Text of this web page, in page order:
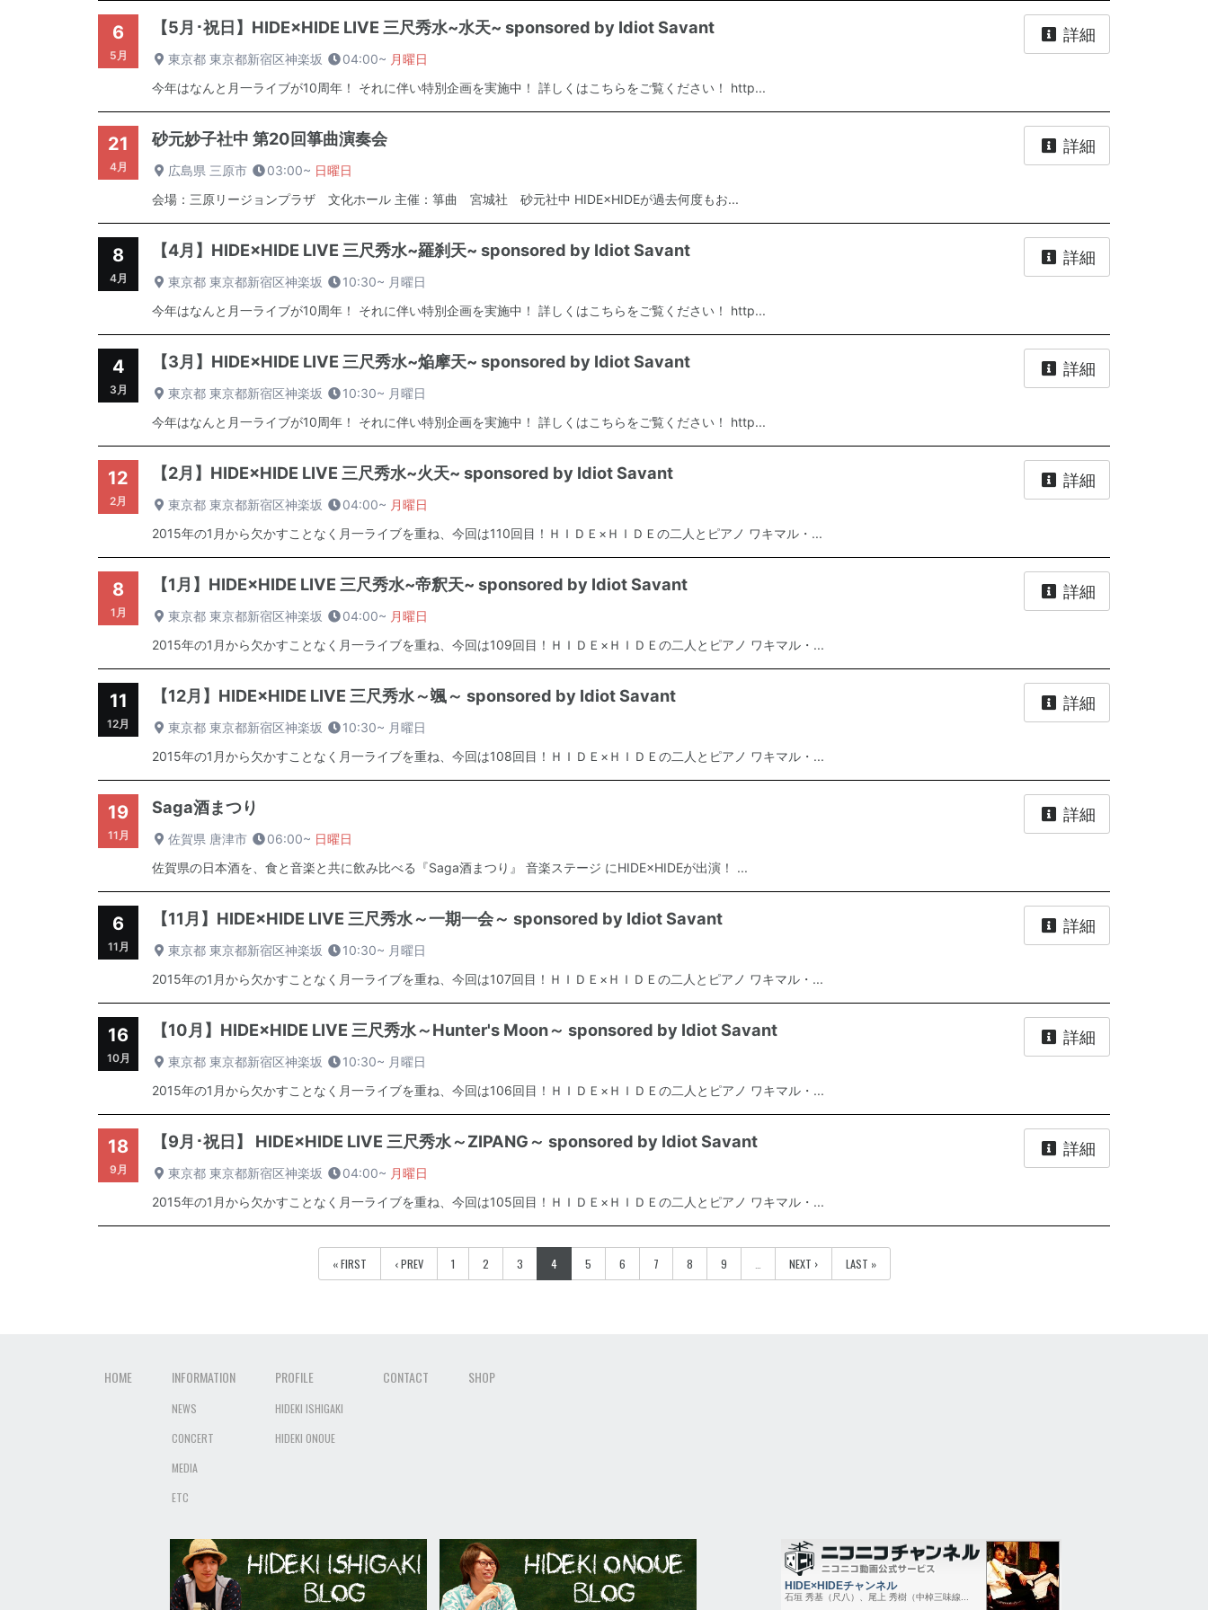
6
5月
【5月･祝日】HIDE×HIDE LIVE 三尺秀水~水天~ sponsored by Idiot Savant
東京都 東京都新宿区神楽坂 04:00~ 月曜日
今年はなんと月一ライブが10周年！ それに伴い特別企画を実施中！ 詳しくはこちらをご覧ください！ http...
詳細
21
4月
砂元妙子社中 第20回箏曲演奏会
広島県 三原市 03:00~ 日曜日
会場：三原リージョンプラザ 文化ホール 主催：箏曲 宮城社 砂元社中 HIDE×HIDEが過去何度もお...
詳細
8
4月
【4月】HIDE×HIDE LIVE 三尺秀水~羅刹天~ sponsored by Idiot Savant
東京都 東京都新宿区神楽坂 10:30~ 月曜日
今年はなんと月一ライブが10周年！ それに伴い特別企画を実施中！ 詳しくはこちらをご覧ください！ http...
詳細
4
3月
【3月】HIDE×HIDE LIVE 三尺秀水~焔摩天~ sponsored by Idiot Savant
東京都 東京都新宿区神楽坂 10:30~ 月曜日
今年はなんと月一ライブが10周年！ それに伴い特別企画を実施中！ 詳しくはこちらをご覧ください！ http...
詳細
12
2月
【2月】HIDE×HIDE LIVE 三尺秀水~火天~ sponsored by Idiot Savant
東京都 東京都新宿区神楽坂 04:00~ 月曜日
2015年の1月から欠かすことなく月一ライブを重ね、今回は110回目！ＨＩＤＥ×ＨＩＤＥの二人とピアノ ワキマル・...
詳細
8
1月
【1月】HIDE×HIDE LIVE 三尺秀水~帝釈天~ sponsored by Idiot Savant
東京都 東京都新宿区神楽坂 04:00~ 月曜日
2015年の1月から欠かすことなく月一ライブを重ね、今回は109回目！ＨＩＤＥ×ＨＩＤＥの二人とピアノ ワキマル・...
詳細
11
12月
【12月】HIDE×HIDE LIVE 三尺秀水～颯～ sponsored by Idiot Savant
東京都 東京都新宿区神楽坂 10:30~ 月曜日
2015年の1月から欠かすことなく月一ライブを重ね、今回は108回目！ＨＩＤＥ×ＨＩＤＥの二人とピアノ ワキマル・...
詳細
19
11月
Saga酒まつり
佐賀県 唐津市 06:00~ 日曜日
佐賀県の日本酒を、食と音楽と共に飲み比べる『Saga酒まつり』 音楽ステージ にHIDE×HIDEが出演！ ...
詳細
6
11月
【11月】HIDE×HIDE LIVE 三尺秀水～一期一会～ sponsored by Idiot Savant
東京都 東京都新宿区神楽坂 10:30~ 月曜日
2015年の1月から欠かすことなく月一ライブを重ね、今回は107回目！ＨＩＤＥ×ＨＩＤＥの二人とピアノ ワキマル・...
詳細
16
10月
【10月】HIDE×HIDE LIVE 三尺秀水～Hunter's Moon～ sponsored by Idiot Savant
東京都 東京都新宿区神楽坂 10:30~ 月曜日
2015年の1月から欠かすことなく月一ライブを重ね、今回は106回目！ＨＩＤＥ×ＨＩＤＥの二人とピアノ ワキマル・...
詳細
18
9月
【9月･祝日】 HIDE×HIDE LIVE 三尺秀水～ZIPANG～ sponsored by Idiot Savant
東京都 東京都新宿区神楽坂 04:00~ 月曜日
2015年の1月から欠かすことなく月一ライブを重ね、今回は105回目！ＨＩＤＥ×ＨＩＤＥの二人とピアノ ワキマル・...
詳細
« FIRST ‹ PREV 1 2 3 4 5 6 7 8 9 … NEXT › LAST »
HOME INFORMATION
NEWS
CONCERT
MEDIA
ETC
PROFILE
HIDEKI ISHIGAKI
HIDEKI ONOUE
CONTACT SHOP